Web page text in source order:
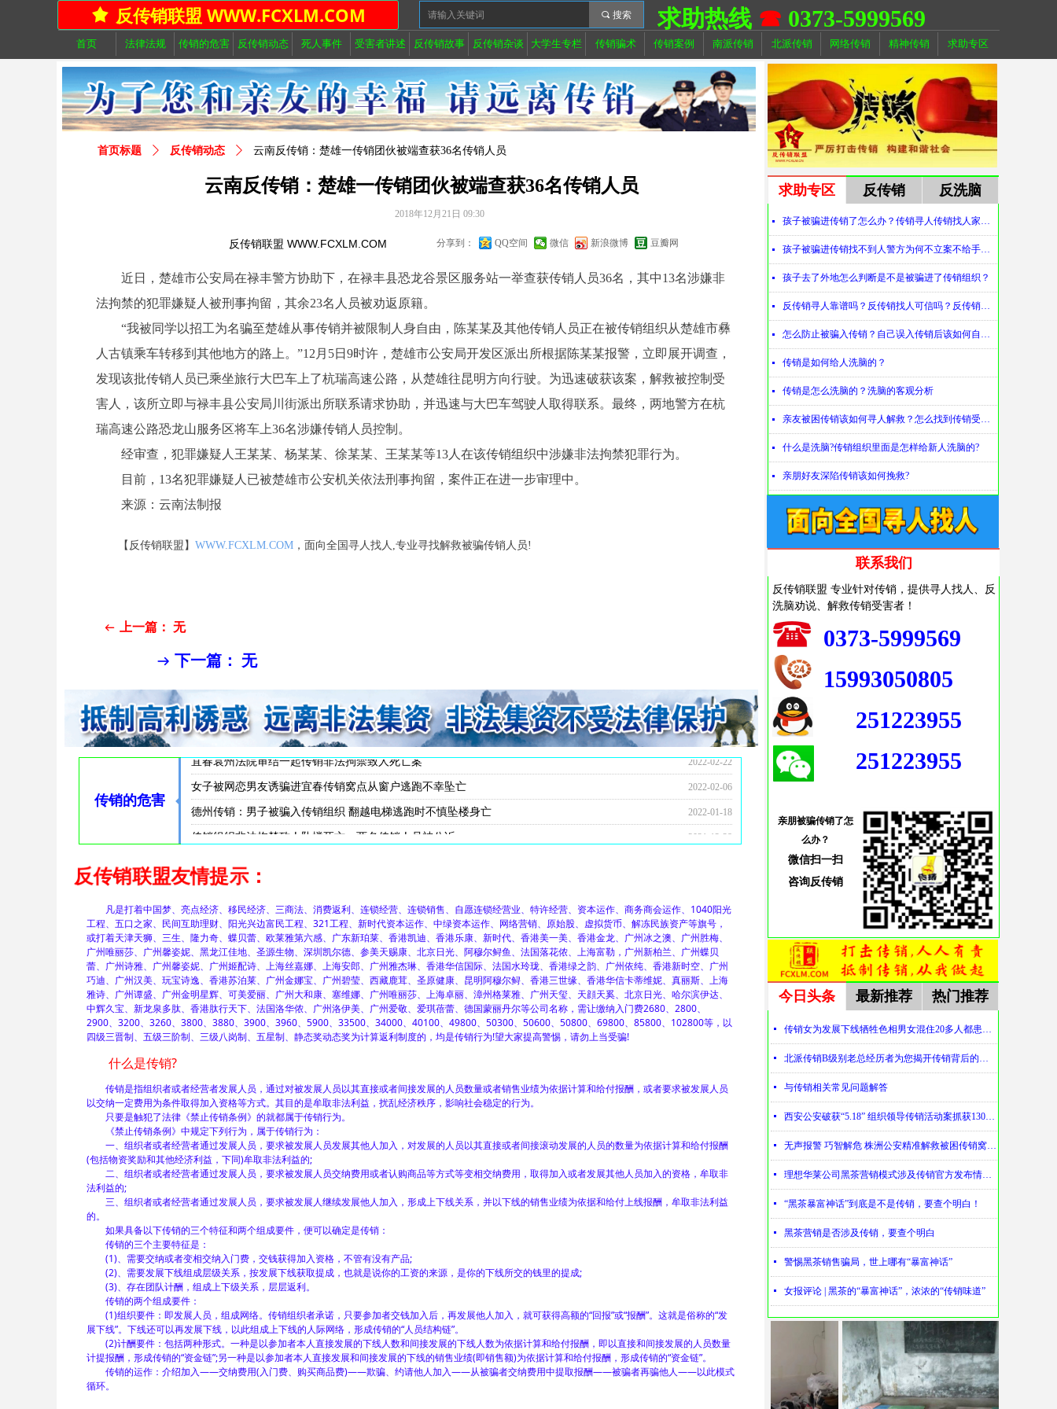
首页 法律法规 传销的危害 反传销动态 死人事件 受害者讲述 反传销故事 反传销杂谈 大学生专栏 传销骗术 传销案例 南派传销 北派传销 网络传销 精神传销 求助专区
求助热线 ☎ 0373-5999569
끠 搜索
끄 反传销联盟 WWW.FCXLM.COM
云南反传销：楚雄一传销团伙被端查获36名传销人员
首页标题 ꄲ 反传销动态 ꄲ 云南反传销：楚雄一传销团伙被端查获36名传销人员
近日，楚雄市公安局在禄丰警方协助下，在禄丰县恐龙谷景区服务站一举查获传销人员36名，其中13名涉嫌非
法拘禁的犯罪嫌疑人被刑事拘留，其余23名人员被劝返原籍。
“我被同学以招工为名骗至楚雄从事传销并被限制人身自由，陈某某及其他传销人员正在被传销组织从楚雄市彝
人古镇乘车转移到其他地方的路上。”12月5日9时许，楚雄市公安局开发区派出所根据陈某某报警，立即展开调查，
发现该批传销人员已乘坐旅行大巴车上了杭瑞高速公路，从楚雄往昆明方向行驶。为迅速破获该案，解救被控制受
害人，该所立即与禄丰县公安局川街派出所联系请求协助，并迅速与大巴车驾驶人取得联系。最终，两地警方在杭
瑞高速公路恐龙山服务区将车上36名涉嫌传销人员控制。
经审查，犯罪嫌疑人王某某、杨某某、徐某某、王某某等13人在该传销组织中涉嫌非法拘禁犯罪行为。
目前，13名犯罪嫌疑人已被楚雄市公安机关依法刑事拘留，案件正在进一步审理中。
来源：云南法制报
【反传销联盟】 WWW.FCXLM.COM ，面向全国寻人找人,专业寻找解救被骗传销人员!
2018年12月21日 09:30
ꂃ 上一篇： 无
ꁹ 下一篇： 无
凡是打着中国梦、亮点经济、移民经济、三商法、消费返利、连锁经营、连锁销售、自愿连锁经营业、特许经营、资本运作、商务商会运作、1040阳光
工程、五口之家、民间互助理财、阳光兴边富民工程、321工程、新时代资本运作、中绿资本运作、网络营销、原始股、虚拟货币、解冻民族资产等旗号，
或打着天津天狮、三生、隆力奇、蝶贝蕾、欧莱雅第六感、广东新珀莱、香港凯迪、香港乐康、新时代、香港美一美、香港金龙、广州冰之澳、广州胜梅、
广州唯丽莎、广州馨姿妮、黑龙江佳地、圣源生物、深圳凯尔德、参美天赐康、北京日光、阿穆尔鲟鱼、法国落花侬、上海富勒，广州新柏兰、广州蝶贝
蕾、广州诗雅、广州馨姿妮、广州姬配诗、上海丝嘉娜、上海安郎、广州雅杰琳、香港华信国际、法国水玲珑、香港绿之韵、广州依纯、香港新时空、广州
巧迪、广州汉美、玩宝诗逸、香港苏泊莱、广州金娜宝、广州碧莹、西藏鹿茸、圣原健康、昆明阿穆尔鲟、香港三世缘、香港华信卡蒂维妮、真丽斯、上海
雅诗、广州谭盛、广州金明星辉、可美爱丽、广州大和康、塞维娜、广州唯丽莎、上海卓丽、漳州格莱雅、广州天玺、天顔天奚、北京日光、哈尔滨伊达、
中辉久宝、新龙泉多肽、香港肽行天下、法国洛华侬、广州洛伊美、广州爱敬、爱琪蓓蕾、德国蒙丽丹尔等公司名称，需让缴纳入门费2680、2800、
2900、3200、3260、3800、3880、3900、3960、5900、33500、34000、40100、49800、50300、50600、50800、69800、85800、102800等，以
四级三晋制、五级三阶制、三级八岗制、五星制、静态奖动态奖为计算返利制度的，均是传销行为!望大家提高警惕，请勿上当受骗!
什么是传销?
传销是指组织者或者经营者发展人员，通过对被发展人员以其直接或者间接发展的人员数量或者销售业绩为依据计算和给付报酬，或者要求被发展人员
以交纳一定费用为条件取得加入资格等方式。其目的是牟取非法利益，扰乱经济秩序，影响社会稳定的行为。
只要是触犯了法律《禁止传销条例》的就都属于传销行为。
《禁止传销条例》中规定下列行为，属于传销行为：
一、组织者或者经营者通过发展人员，要求被发展人员发展其他人加入，对发展的人员以其直接或者间接滚动发展的人员的数量为依据计算和给付报酬
(包括物资奖励和其他经济利益，下同)牟取非法利益的;
二、组织者或者经营者通过发展人员，要求被发展人员交纳费用或者认购商品等方式等变相交纳费用，取得加入或者发展其他人员加入的资格，牟取非
法利益的;
三、组织者或者经营者通过发展人员，要求被发展人继续发展他人加入，形成上下线关系，并以下线的销售业绩为依据和给付上线报酬，牟取非法利益
的。
如果具备以下传销的三个特征和两个组成要件，便可以确定是传销：
传销的三个主要特征是：
(1)、需要交纳或者变相交纳入门费，交钱获得加入资格，不管有没有产品;
(2)、需要发展下线组成层级关系，按发展下线获取提成，也就是说你的工资的来源，是你的下线所交的钱里的提成;
(3)、存在团队计酬，组成上下级关系，层层返利。
传销的两个组成要件：
(1)组织要件：即发展人员，组成网络。传销组织者承诺，只要参加者交钱加入后，再发展他人加入，就可获得高额的“回报”或“报酬”。这就是俗称的“发
展下线”。下线还可以再发展下线，以此组成上下线的人际网络，形成传销的“人员结构链”。
(2)计酬要件：包括两种形式。一种是以参加者本人直接发展的下线人数和间接发展的下线人数为依据计算和给付报酬，即以直接和间接发展的人员数量
计提报酬，形成传销的“资金链”;另一种是以参加者本人直接发展和间接发展的下线的销售业绩(即销售额)为依据计算和给付报酬，形成传销的“资金链”。
传销的运作：介绍加入——交纳费用(入门费、购买商品费)——欺骗、约请他人加入——从被骗者交纳费用中提取报酬——被骗者再骗他人——以此模式
循环。
反传销联盟友情提示：
传销的危害
2015-08-28
传销女为发展下线牺牲色相男女混住20多人都患上肺结核 2025-10-24
传销敛财，拘禁索命丨松滋法院对一传销团伙数罪并罚，主犯获重刑 2025-08-28
云南曲靖警方披露一起传销案件侦破细节：24岁男子因不顺从遭折磨致死 2024-09-13
曲靖传销组织致人死亡 警方捣毁传销恶势力犯罪团伙 2023-10-30
商洛传销非法拘禁致人死亡 传销人员难逃法网终获重刑 2022-09-27
莆田传销组织非法拘禁致人逃跑时不慎坠亡 嫌疑人潜逃9年后终被抓 2022-09-16
在襄阳将被骗入传销窝点者遭殴打死亡 潜逃20多年后终于被抓
2022-02-06
女子被网恋男友诱骗进宜春传销窝点从窗户逃跑不幸坠亡
2022-01-18
德州传销：男子被骗入传销组织 翻越电梯逃跑时不慎坠楼身亡
2021-12-28
传销组织非法拘禁致人坠楼死亡，两名传销人员被公诉
2021-12-28
两男女组织领导传销活动非法拘禁他人致对方坠楼身亡 2021-12-24
传销组织“漳州11人海滩溺亡”幸存者受审当庭陈述事故经过 2021-12-17
福建漳州11人涉传销落水遇难 亲友：自称去打工从事低买高卖的采购工作 2021-12-17
漳州海滩11名溺亡者初查涉嫌传销，家属：想去传销窝点看看 2021-12-17
“漳州海滩11人溺亡”家属发声怀疑遇难者是误入传销组织 2021-11-23
骗他人加入传销组织致对方坠楼身亡，两男女在南京涉嫌非法拘禁罪被起诉 2021-10-07
南阳传销组织发生惨案一男子从顶楼跳楼身亡 2021-10-06
南阳传销：男子要求离开传销被拒从顶楼跳楼身亡 2021-08-12
湖北襄阳19年前的传销窝点伤人致死案件全线告破 最后一名逃犯落网
分享到： QQ空间 微信 新浪微博 豆瓣网
反传销联盟 WWW.FCXLM.COM
今日头条 最新推荐 热门推荐
넷 传销女为发展下线牺牲色相男女混住20多人都患上肺结核
넷 北派传销B级别老总经历者为您揭开传销背后的神秘
넷 与传销相关常见问题解答
넷 西安公安破获“5.18” 组织领导传销活动案抓获130名涉传人员
넷 无声报警 巧智解危 株洲公安精准解救被困传销窝点人员
넷 理想华莱公司黑茶营销模式涉及传销官方发布情况通报
넷 “黑茶暴富神话”到底是不是传销，要查个明白！
넷 黑茶营销是否涉及传销，要查个明白
넷 警惕黑茶销售骗局，世上哪有“暴富神话”
넷 女报评论 | 黑茶的“暴富神话”，浓浓的“传销味道”
联系我们
反传销联盟 专业针对传销，提供寻人找人、反
洗脑劝说、解救传销受害者！
亲朋被骗传销了怎
么办？
微信扫一扫
咨询 反传销
0373-5999569
15993050805
251223955
251223955
求助专区 反传销 反洗脑
넷 孩子被骗进传销了怎么办？传销寻人传销找人家属必看！
넷 孩子被骗进传销找不到人警方为何不立案不给手机定位？警察不管怎么办？
넷 孩子去了外地怎么判断是不是被骗进了传销组织？
넷 反传销寻人靠谱吗？反传销找人可信吗？反传销真的能找到人吗？
넷 怎么防止被骗入传销？自己误入传销后该如何自救？
넷 传销是如何给人洗脑的？
넷 传销是怎么洗脑的？洗脑的客观分析
넷 亲友被困传销该如何寻人解救？怎么找到传销受害者？
넷 什么是洗脑?传销组织里面是怎样给新人洗脑的?
넷 亲朋好友深陷传销该如何挽救?